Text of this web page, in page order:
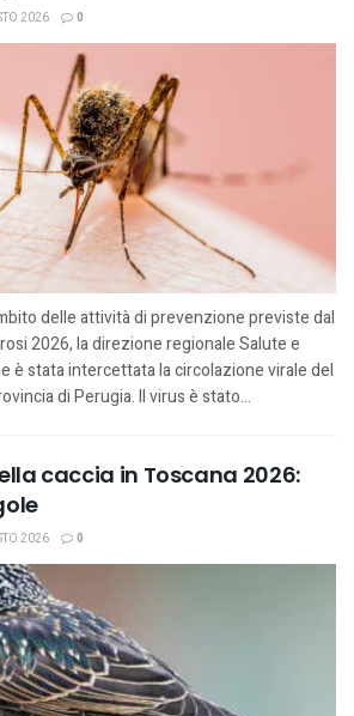
2026 0
delle attività di prevenzione previste dal
2026, la direzione regionale Salute e
è stata intercettata la circolazione virale del
di Perugia. Il virus è stato...
caccia in Toscana 2026:
2026 0